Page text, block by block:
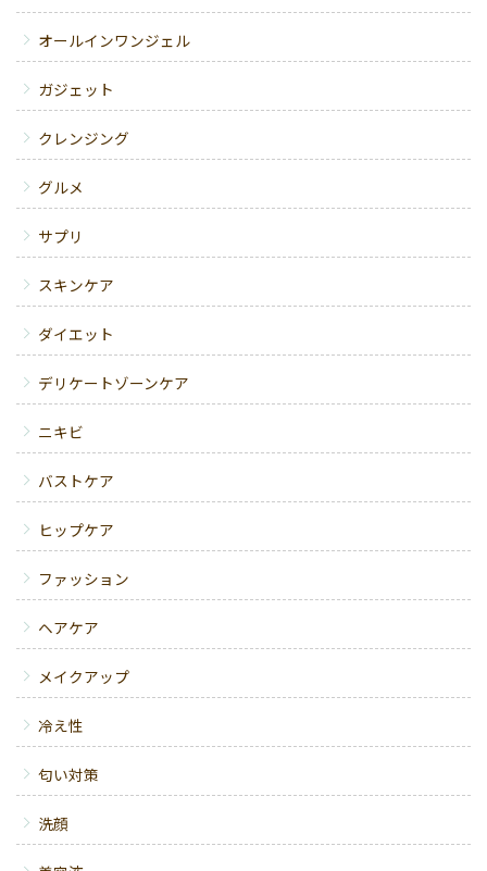
オールインワンジェル
ガジェット
クレンジング
グルメ
サプリ
スキンケア
ダイエット
デリケートゾーンケア
ニキビ
バストケア
ヒップケア
ファッション
ヘアケア
メイクアップ
冷え性
匂い対策
洗顔